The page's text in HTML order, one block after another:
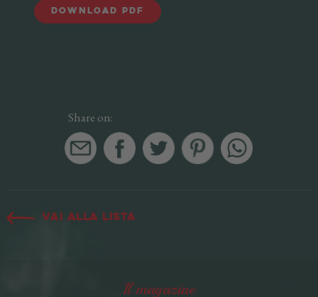
Download PDF
Share on:
Vai alla lista
Il magazine